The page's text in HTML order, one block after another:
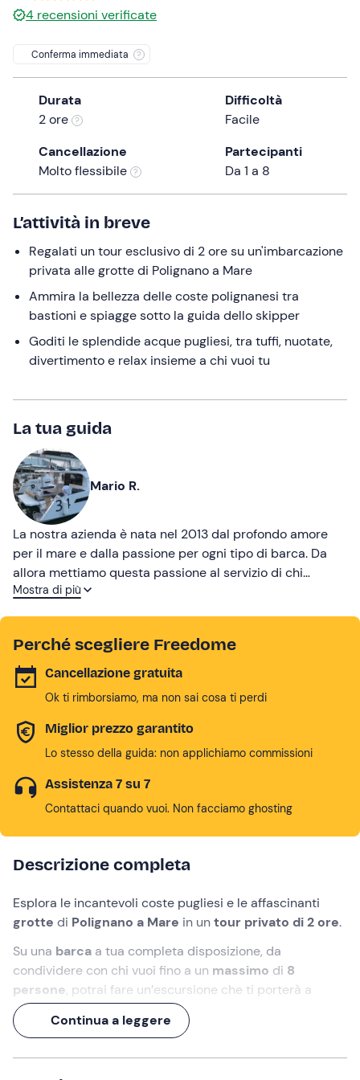
the
mark
key
keyboard
shortcuts
for
dates.
4 recensioni verificate
Conferma immediata
Durata
2 ore
Difficoltà
Facile
Cancellazione
Molto flessibile
Partecipanti
Da 1 a 8
L’attività in breve
Regalati un tour esclusivo di 2 ore su un'imbarcazione
privata alle grotte di Polignano a Mare
Ammira la bellezza delle coste polignanesi tra
bastioni e spiagge sotto la guida dello skipper
Goditi le splendide acque pugliesi, tra tuffi, nuotate,
divertimento e relax insieme a chi vuoi tu
La tua guida
Mario R.
La nostra azienda è nata nel 2013 dal profondo amore
per il mare e dalla passione per ogni tipo di barca. Da
allora mettiamo questa passione al servizio di chi
sceglie i nostri tour.
Mostra di più
Perché scegliere Freedome
Cancellazione gratuita
Ok ti rimborsiamo, ma non sai cosa ti perdi
Miglior prezzo garantito
Lo stesso della guida: non applichiamo commissioni
Assistenza 7 su 7
Contattaci quando vuoi. Non facciamo ghosting
Descrizione completa
Esplora le incantevoli coste pugliesi e le affascinanti
grotte di Polignano a Mare in untour privato di 2 ore.
Su una barca a tua completa disposizione, da
condividere con chi vuoi fino a un massimo di 8
persone, potrai fare un’escursione che ti porterà a
scoprire luoghi suggestivi come la
la
Grotta degli Innamorati
Avrai l'opportunità unica di esplorare alcune delle più
belle grotte della costa di Polignano come la grande
Continua a leggere